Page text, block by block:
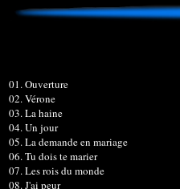
01. Ouverture
02. Vérone
03. La haine
04. Un jour
05. La demande en mariage
06. Tu dois te marier
07. Les rois du monde
08. J'ai peur